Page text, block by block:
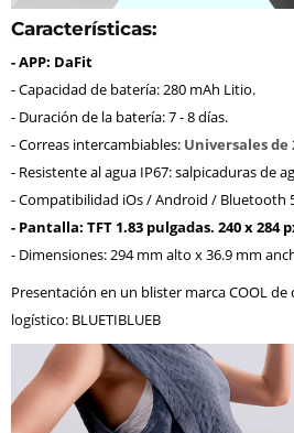
Características:
- APP: DaFit
- Capacidad de batería: 280 mAh Litio.
- Duración de la batería: 7 - 8 días.
- Correas intercambiables: Universales de
- Resistente al agua IP67: salpicaduras de
- Compatibilidad iOs / Android / Bluetooth
- Pantalla: TFT 1.83 pulgadas. 240 x 284
- Dimensiones: 294 mm alto x 36.9 mm
Presentación en un blister marca COOL
logístico: BLUETIBLUEB